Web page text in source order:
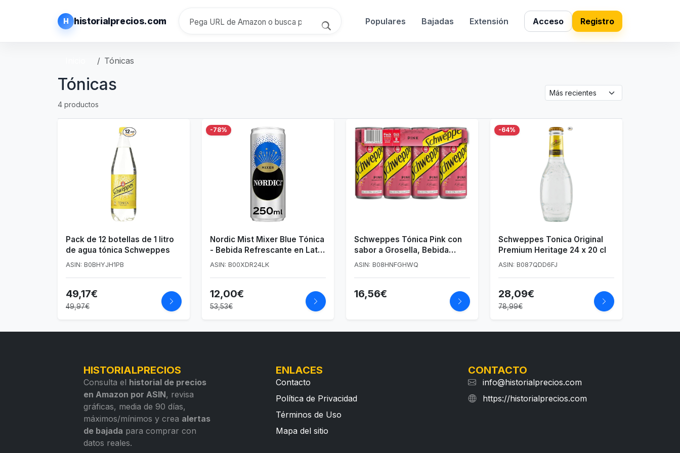
H historialprecios.com Populares Bajadas Extensión Acceso Registro
Tónicas
Tónicas
4 productos
Pack de 12 botellas de 1 litro
de agua tónica Schweppes
ASIN: B0BHYJH1PB
49,17€
49,97€
-78%
Nordic Mist Mixer Blue Tónica
- Bebida Refrescante en Lata
de 250 ml
ASIN: B00XDR24LK
12,00€
53,53€
Schweppes Tónica Pink con
sabor a Grosella, Bebida
Refrescante - Lata, Pack
ASIN: B08HNFGHWQ
16,56€
-64%
Schweppes Tonica Original
Premium Heritage 24 x 20 cl
ASIN: B087QDD6FJ
28,09€
78,99€
HISTORIALPRECIOS
Consulta el historial de precios
en Amazon por ASIN, revisa
gráficas, media de 90 días,
máximos/mínimos y crea alertas
de bajada para comprar con
datos reales.
ENLACES
Contacto
Política de Privacidad
Términos de Uso
Mapa del sitio
CONTACTO
info@historialprecios.com
https://historialprecios.com